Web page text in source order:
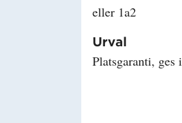
eller 1a2
Urval
Platsgaranti, ges